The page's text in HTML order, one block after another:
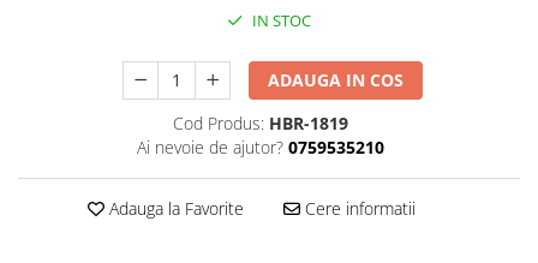
IN STOC
ADAUGA IN COS
Cod Produs: HBR-1819
Ai nevoie de ajutor? 0759535210
Adauga la Favorite Cere informatii